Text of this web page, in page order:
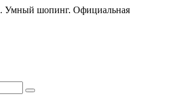
Умный шопинг. Официальная